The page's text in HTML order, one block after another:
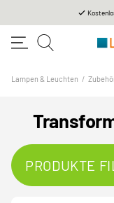
Lampen & Leuchten /
PRODUKTE